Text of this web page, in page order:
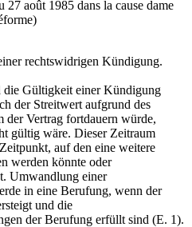
août 1985 dans la cause dame
rechtswidrigen Kündigung.
Gültigkeit einer Kündigung
der Streitwert aufgrund des
der Vertrag fortdauern würde,
gültig wäre. Dieser Zeitraum
auf den eine weitere
werden könnte oder
Umwandlung einer
in eine Berufung, wenn der
und die
der Berufung erfüllt sind (E. 1).